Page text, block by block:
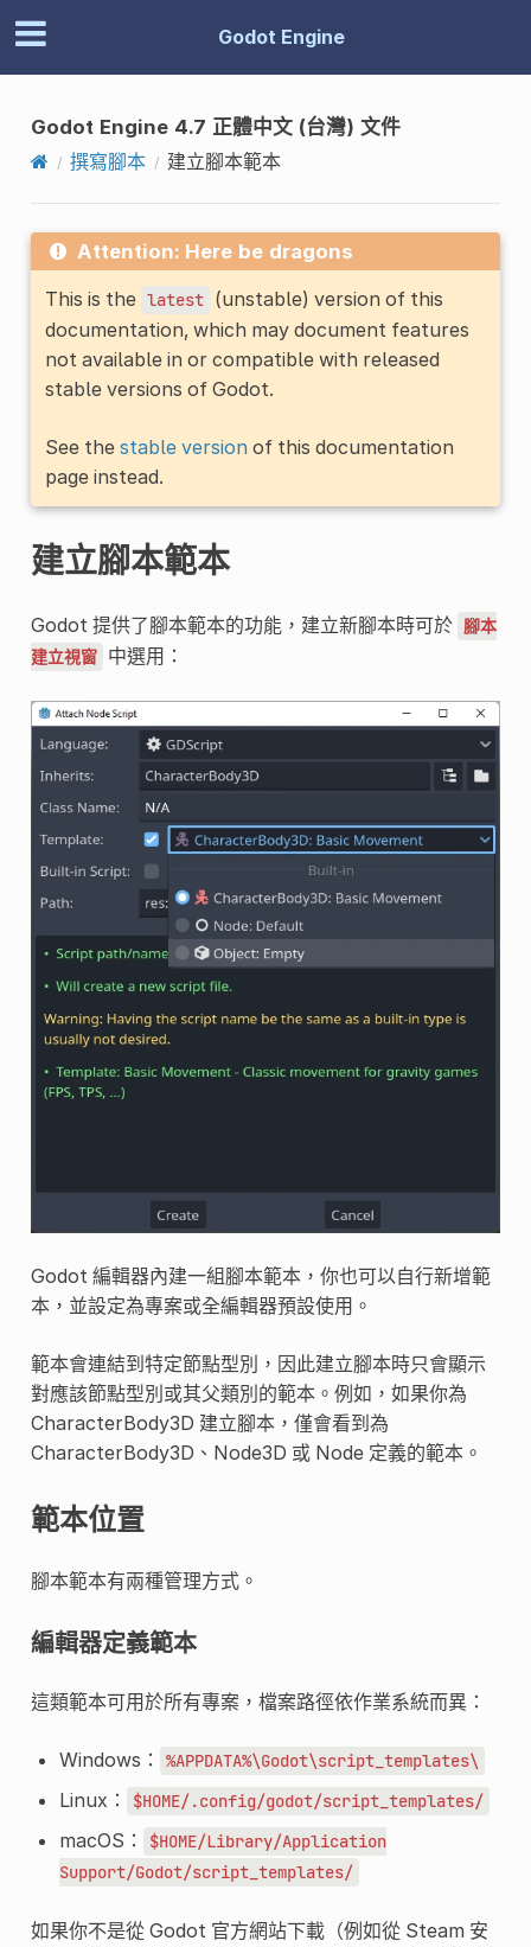
Godot Engine
Godot Engine 4.7 正體中文 (台灣) 文件
撰寫腳本
建立腳本範本
Attention: Here be dragons
This is the latest (unstable) version of this
documentation, which may document features
not available in or compatible with released
stable versions of Godot.
See the stable versionof this documentation
page instead.
建立腳本範本
Godot 提供了腳本範本的功能，建立新腳本時可於 腳本
建立視窗 中選用：
Godot 編輯器內建一組腳本範本，你也可以自行新增範
本，並設定為專案或全編輯器預設使用。
範本會連結到特定節點型別，因此建立腳本時只會顯示
對應該節點型別或其父類別的範本。例如，如果你為
CharacterBody3D 建立腳本，僅會看到為
CharacterBody3D、Node3D 或 Node 定義的範本。
範本位置
腳本範本有兩種管理方式。
編輯器定義範本
這類範本可用於所有專案，檔案路徑依作業系統而異：
Windows： %APPDATA%\Godot\script_templates\
Linux： $HOME/.config/godot/script_templates/
macOS：
$HOME/Library/Application
Support/Godot/script_templates/
如果你不是從 Godot 官方網站下載（例如從 Steam 安